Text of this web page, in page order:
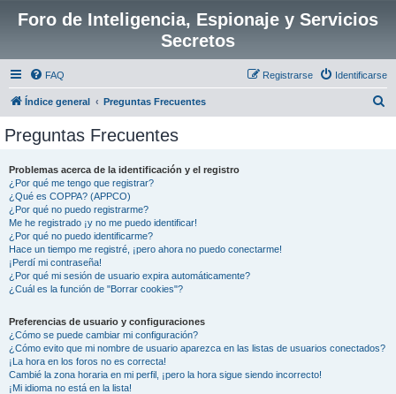
Foro de Inteligencia, Espionaje y Servicios
Secretos
FAQ Identificarse
Registrarse
Índice general Preguntas Frecuentes
Preguntas Frecuentes
Problemas acerca de la identificación y el registro
¿Por qué me tengo que registrar?
¿Qué es COPPA? (APPCO)
¿Por qué no puedo registrarme?
Me he registrado ¡y no me puedo identificar!
¿Por qué no puedo identificarme?
Hace un tiempo me registré, ¡pero ahora no puedo conectarme!
¡Perdí mi contraseña!
¿Por qué mi sesión de usuario expira automáticamente?
¿Cuál es la función de "Borrar cookies"?
Preferencias de usuario y configuraciones
¿Cómo se puede cambiar mi configuración?
¿Cómo evito que mi nombre de usuario aparezca en las listas de usuarios conectados?
¡La hora en los foros no es correcta!
Cambié la zona horaria en mi perfil, ¡pero la hora sigue siendo incorrecto!
¡Mi idioma no está en la lista!